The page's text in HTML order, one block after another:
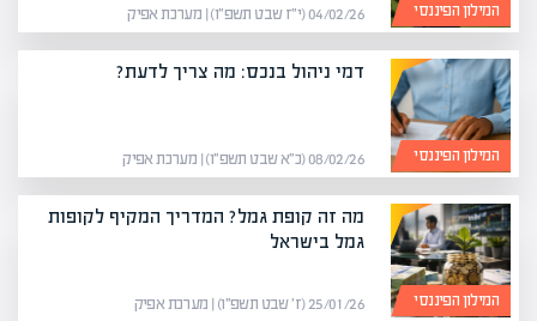
המילון הפיננסי 04/02/26 (י״ז שבט תשפ״ו) | מערכת אפיק
המילון הפיננסי
דמי ניהול בנכס: מה צריך לדעת?
08/02/26 (כ״א שבט תשפ״ו) | מערכת אפיק
המילון הפיננסי
מה זה קופת גמל? המדריך המקיף לקופות
גמל בישראל
25/01/26 (ז׳ שבט תשפ״ו) | מערכת אפיק